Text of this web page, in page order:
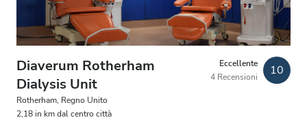
Mattino
Pomeriggio
Sera
Diaverum Rotherham
Dialysis Unit
Rotherham, Regno Unito
2,18 in km dal centro città
Eccellente
4 Recensioni
10